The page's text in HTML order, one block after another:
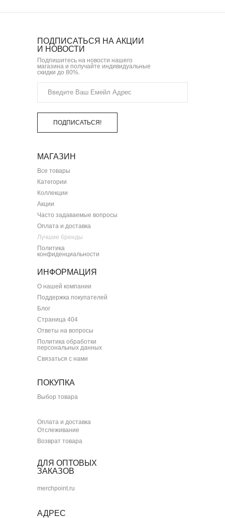
ПОДПИСАТЬСЯ НА АКЦИИ
И НОВОСТИ
Подпишитесь на новости нашего
магазина и получайте индивидуальные
скидки до 80%.
ПОДПИСАТЬСЯ!
МАГАЗИН
ИНФОРМАЦИЯ
ПОКУПКА
АДРЕС
Все товары
Категории
Коллекции
Акции
Часто задаваемые вопросы
Оплата и доставка
Лучшие бренды
Политика
конфиденциальности
О нашей компании
Поддержка покупателей
Блог
Страница 404
Ответы на вопросы
Политика обработки
персональных данных
Связаться с нами
Выбор товара
Оплата и доставка
Отслеживание
Возврат товара
ДЛЯ ОПТОВЫХ
ЗАКАЗОВ
merchpoint.ru